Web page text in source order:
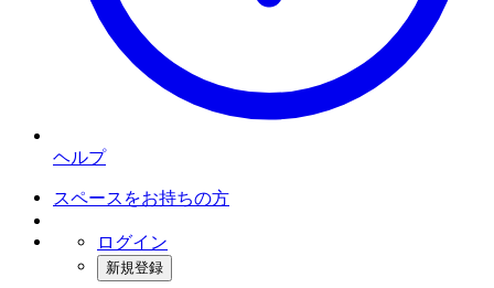
ヘルプ
スペースをお持ちの方
ログイン
新規登録